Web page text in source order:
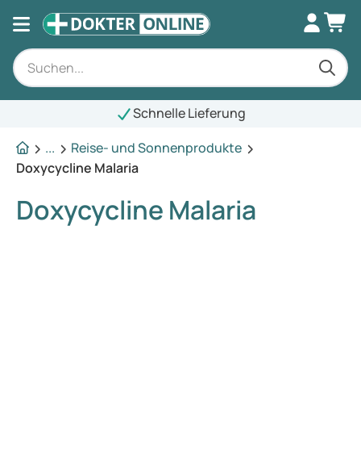
Schnelle Lieferung
...
Reise- und Sonnenprodukte
Doxycycline Malaria
Doxycycline Malaria